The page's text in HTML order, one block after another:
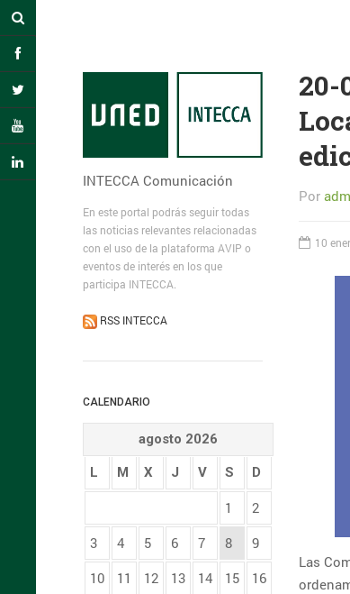
INTECCA Comunicación
En este portal podrás seguir todas
las noticias relevantes relacionadas
con el uso de la plataforma AVIP o
eventos de interés en los que
participa INTECCA.
RSS INTECCA
CALENDARIO
agosto 2026
L M X J V S D
1
2
3
4 5 6 7 8
9
10
11 12 13 14 15
16
20-
Por
10
Las